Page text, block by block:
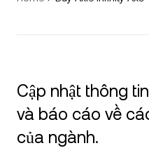
Cập nhật thông
và báo cáo về
của ngành.